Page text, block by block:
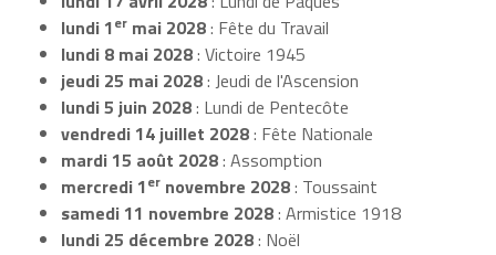
lundi 1er mai 2028: Fête du Travail
lundi 8 mai 2028: Victoire 1945
jeudi 25 mai 2028: Jeudi de l'Ascension
lundi 5 juin 2028: Lundi de Pentecôte
vendredi 14 juillet 2028: Fête Nationale
mardi 15 août 2028: Assomption
mercredi 1er novembre 2028: Toussaint
samedi 11 novembre 2028: Armistice 1918
lundi 25 décembre 2028: Noël